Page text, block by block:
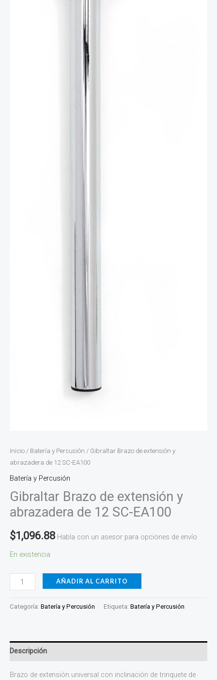
Inicio / Batería y Percusión / Gibraltar Brazo de extensión y
abrazadera de 12 SC-EA100
Batería y Percusión
Gibraltar Brazo de extensión y
abrazadera de 12 SC-EA100
$1,096.88 Habla con un asesor para opciones de envío
En existencia
AÑADIR AL CARRITO
Categoría: Batería y Percusión Etiqueta: Batería y Percusión
Descripción
Brazo de extensión universal con inclinación de trinquete de